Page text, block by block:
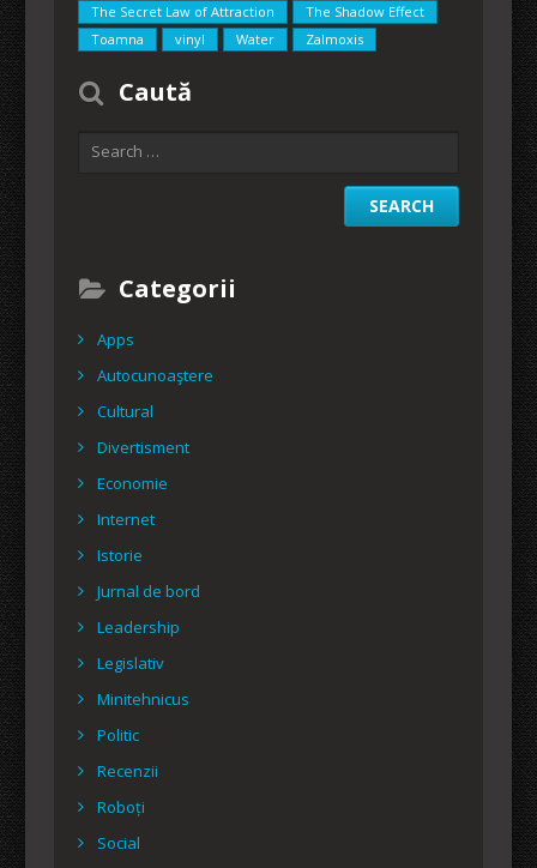
The Secret Law of Attraction
The Shadow Effect
Toamna
vinyl Water Zalmoxis
Caută
Categorii
Apps
Autocunoaştere
Cultural
Divertisment
Economie
Internet
Istorie
Jurnal de bord
Leadership
Legislativ
Minitehnicus
Politic
Recenzii
Roboți
Social